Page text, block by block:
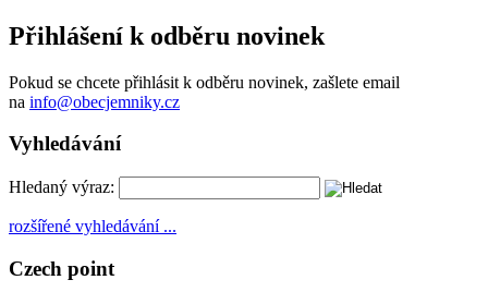
Přihlášení k odběru novinek
Pokud se chcete přihlásit k odběru novinek, zašlete email
na info@obecjemniky.cz
Vyhledávání
Hledaný výraz:
rozšířené vyhledávání ...
Czech point